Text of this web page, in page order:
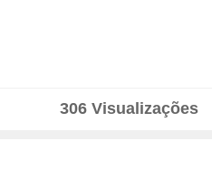
306 Visualizações